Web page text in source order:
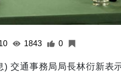
1843 0
) 交通事務局局長林衍新表